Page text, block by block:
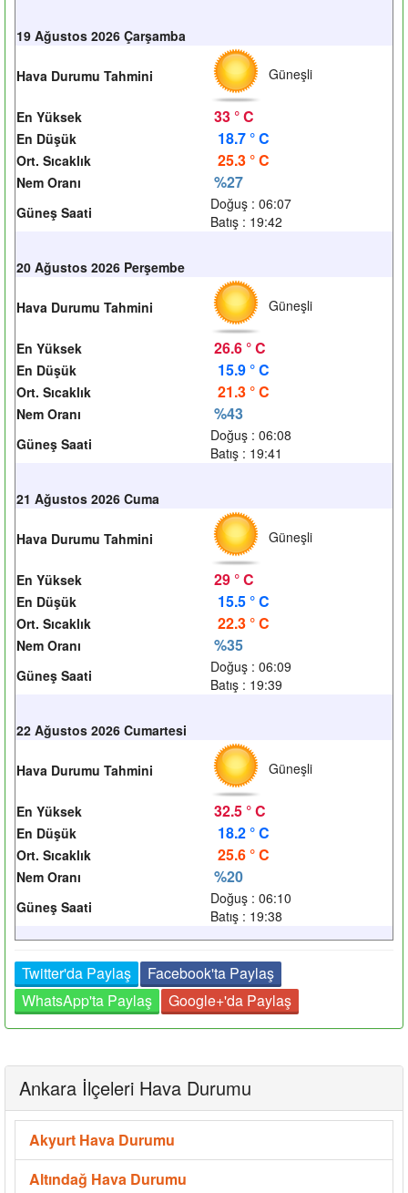
19 Ağustos 2026 Çarşamba
Hava Durumu Tahmini Güneşli
En Yüksek 33 ° C
En Düşük 18.7 ° C
Ort. Sıcaklık 25.3 ° C
Nem Oranı %27
Güneş Saati
Doğuş : 06:07
Batış : 19:42
20 Ağustos 2026 Perşembe
Hava Durumu Tahmini Güneşli
En Yüksek 26.6 ° C
En Düşük 15.9 ° C
Ort. Sıcaklık 21.3 ° C
Nem Oranı %43
Güneş Saati
Doğuş : 06:08
Batış : 19:41
21 Ağustos 2026 Cuma
Hava Durumu Tahmini Güneşli
En Yüksek 29 ° C
En Düşük 15.5 ° C
Ort. Sıcaklık 22.3 ° C
Nem Oranı %35
Güneş Saati
Doğuş : 06:09
Batış : 19:39
22 Ağustos 2026 Cumartesi
Hava Durumu Tahmini Güneşli
En Yüksek 32.5 ° C
En Düşük 18.2 ° C
Ort. Sıcaklık 25.6 ° C
Nem Oranı %20
Güneş Saati
Doğuş : 06:10
Batış : 19:38
Twitter'da Paylaş
Facebook'ta Paylaş
WhatsApp'ta Paylaş
Google+'da Paylaş
Ankara İlçeleri Hava Durumu
Akyurt Hava Durumu
Altındağ Hava Durumu